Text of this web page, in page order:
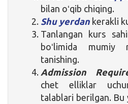
bilan oʻqib chiqing.
Shu yerdan kerakli
Tanlangan kurs
boʻlimida mumiy
tanishing.
Admission
chet elliklar
talablari berilgan. Bu